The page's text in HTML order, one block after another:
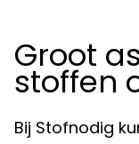
Groot
stoffen
Bij Stofnodig